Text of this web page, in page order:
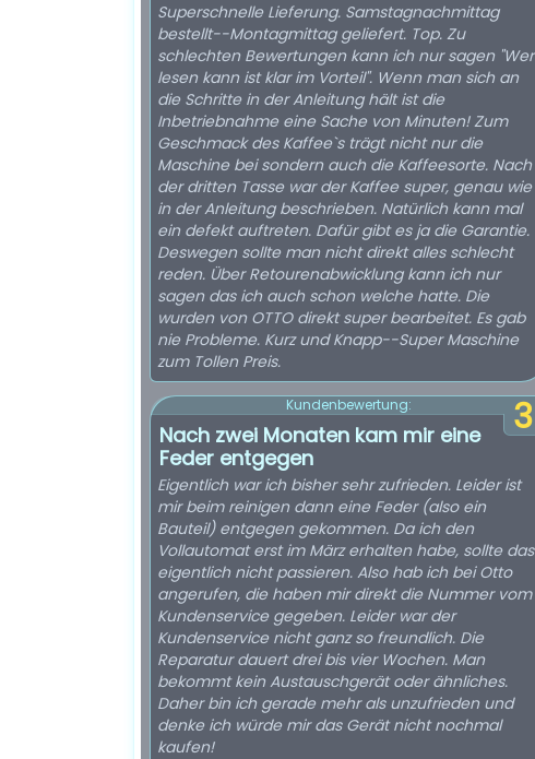
Superschnelle Lieferung. Samstagnachmittag
bestellt--Montagmittag geliefert. Top. Zu
schlechten Bewertungen kann ich nur sagen "Wer
lesen kann ist klar im Vorteil". Wenn man sich an
die Schritte in der Anleitung hält ist die
Inbetriebnahme eine Sache von Minuten! Zum
Geschmack des Kaffee`s trägt nicht nur die
Maschine bei sondern auch die Kaffeesorte. Nach
der dritten Tasse war der Kaffee super, genau wie
in der Anleitung beschrieben. Natürlich kann mal
ein defekt auftreten. Dafür gibt es ja die Garantie.
Deswegen sollte man nicht direkt alles schlecht
reden. Über Retourenabwicklung kann ich nur
sagen das ich auch schon welche hatte. Die
wurden von OTTO direkt super bearbeitet. Es gab
nie Probleme. Kurz und Knapp--Super Maschine
zum Tollen Preis.
3
Kundenbewertung:
Nach zwei Monaten kam mir eine
Feder entgegen
Eigentlich war ich bisher sehr zufrieden. Leider ist
mir beim reinigen dann eine Feder (also ein
Bauteil) entgegen gekommen. Da ich den
Vollautomat erst im März erhalten habe, sollte das
eigentlich nicht passieren. Also hab ich bei Otto
angerufen, die haben mir direkt die Nummer vom
Kundenservice gegeben. Leider war der
Kundenservice nicht ganz so freundlich. Die
Reparatur dauert drei bis vier Wochen. Man
bekommt kein Austauschgerät oder ähnliches.
Daher bin ich gerade mehr als unzufrieden und
denke ich würde mir das Gerät nicht nochmal
kaufen!